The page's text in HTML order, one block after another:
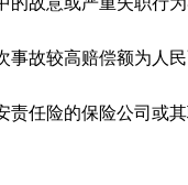
故较高赔偿额为人
任险的保险公司或